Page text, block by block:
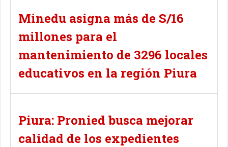
Minedu asigna más de S/16
millones para el
mantenimiento de 3296 locales
educativos en la región Piura
Piura: Pronied busca mejorar
calidad de los expedientes